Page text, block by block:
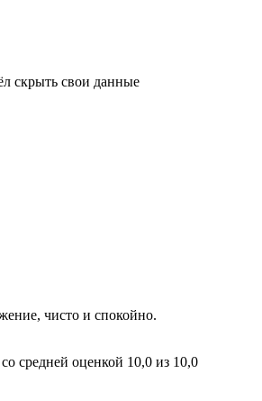
скрыть свои данные
чисто и спокойно.
средней оценкой 10,0 из 10,0